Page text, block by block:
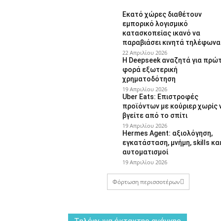
Εκατό χώρες διαθέτουν
εμπορικό λογισμικό
κατασκοπείας ικανό να
παραβιάσει κινητά τηλέφωνα
22 Απριλίου 2026
Η Deepseek αναζητά για
φορά εξωτερική
χρηματοδότηση
19 Απριλίου 2026
Uber Eats: Επιστροφές
προϊόντων με κούριερ χωρίς
βγείτε από το σπίτι
19 Απριλίου 2026
Hermes Agent: αξιολόγηση,
εγκατάσταση, μνήμη, skills και
αυτοματισμοί
19 Απριλίου 2026
Φόρτωση περισσοτέρων